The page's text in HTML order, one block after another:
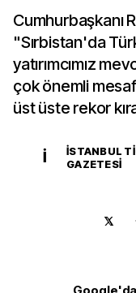
Cumhurbaşkanı
"Sırbistan'da
yatırımcımız
çok önemli
üst üste rekor
İ
İSTANBUL
GAZETESI